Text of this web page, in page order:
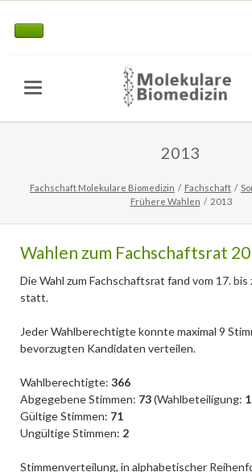
2013
Fachschaft Molekulare Biomedizin Fachschaft
Frühere Wahlen
2013
Wahlen zum Fachschaftsrat
Die Wahl zum Fachschaftsrat fand vom 17. bis
statt.
Jeder Wahlberechtigte konnte maximal 9
bevorzugten Kandidaten verteilen.
Wahlberechtigte: 366
Abgegebene Stimmen: 73(Wahlbeteiligung:
Gültige Stimmen: 71
Ungültige Stimmen: 2
Stimmenverteilung, in alphabetischer